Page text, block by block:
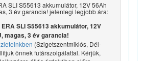
SLI S55613 akkumulátor, 12V 56Ah
3 év garancia! jelenlegi legjobb ára:
SLI S55613 akkumulátor, 12V
magas, 3 év garancia!
(Szigetszentmiklós, Dél-
önnek futárszolgálattal. Kérjük,